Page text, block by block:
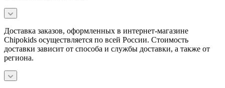
Доставка заказов, оформленных в интернет-магазине
Chipokids осуществляется по всей России. Стоимость
доставки зависит от способа и службы доставки, а также от
региона.